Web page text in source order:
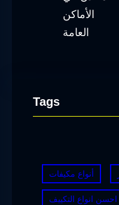
Tags
أنواع مكيفات
احسن انواع التكييف